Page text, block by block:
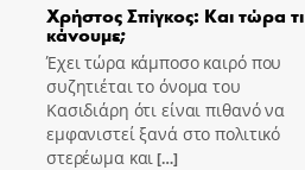
Χρήστος Σπίγκος: Και τώρα τι
κάνουμε;
Έχει τώρα κάμποσο καιρό που
συζητιέται το όνομα του
Κασιδιάρη ότι είναι πιθανό να
εμφανιστεί ξανά στο πολιτικό
στερέωμα και[…]